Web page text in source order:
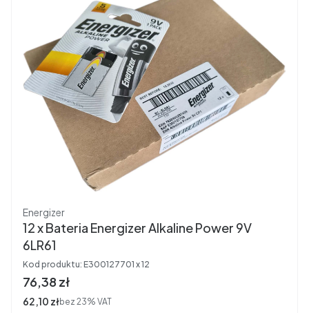
Producent
Energizer
12 x Bateria Energizer Alkaline Power 9V
6LR61
Kod produktu: E300127701 x 12
Cena brutto
76,38 zł
Cena netto
62,10 złbez 23% VAT